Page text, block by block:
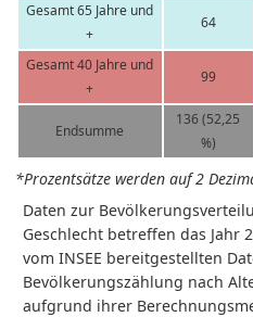
Gesamt 65 Jahre und
+
64
Gesamt 40 Jahre und
+
99
Endsumme
136 (52,25
%)
*Prozentsätze werden auf 2
Daten zur
Geschlecht betreffen das Jahr
vom INSEE bereitgestellten
Bevölkerungszählung nach
aufgrund ihrer